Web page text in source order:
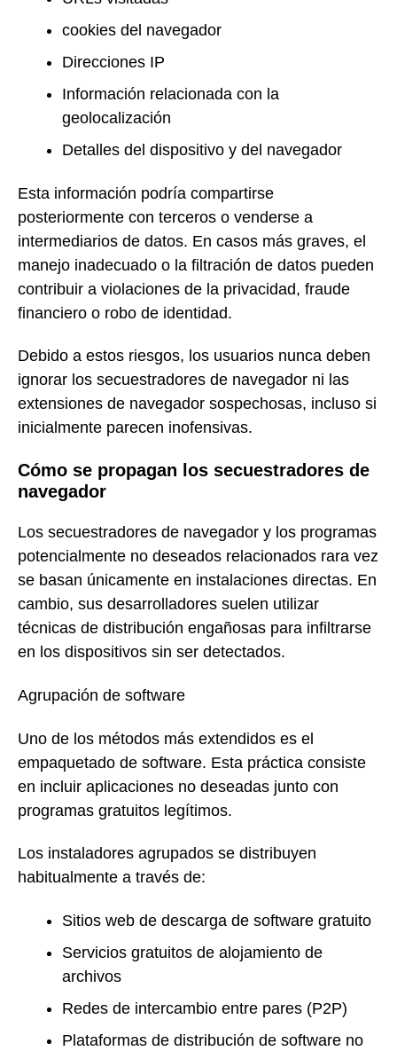
cookies del navegador
Direcciones IP
Información relacionada con la
geolocalización
Detalles del dispositivo y del navegador
Esta información podría compartirse
posteriormente con terceros o venderse a
intermediarios de datos. En casos más graves, el
manejo inadecuado o la filtración de datos pueden
contribuir a violaciones de la privacidad, fraude
financiero o robo de identidad.
Debido a estos riesgos, los usuarios nunca deben
ignorar los secuestradores de navegador ni las
extensiones de navegador sospechosas, incluso si
inicialmente parecen inofensivas.
Cómo se propagan los secuestradores de
navegador
Los secuestradores de navegador y los programas
potencialmente no deseados relacionados rara vez
se basan únicamente en instalaciones directas. En
cambio, sus desarrolladores suelen utilizar
técnicas de distribución engañosas para infiltrarse
en los dispositivos sin ser detectados.
Agrupación de software
Uno de los métodos más extendidos es el
empaquetado de software. Esta práctica consiste
en incluir aplicaciones no deseadas junto con
programas gratuitos legítimos.
Los instaladores agrupados se distribuyen
habitualmente a través de:
Sitios web de descarga de software gratuito
Servicios gratuitos de alojamiento de
archivos
Redes de intercambio entre pares (P2P)
Plataformas de distribución de software no